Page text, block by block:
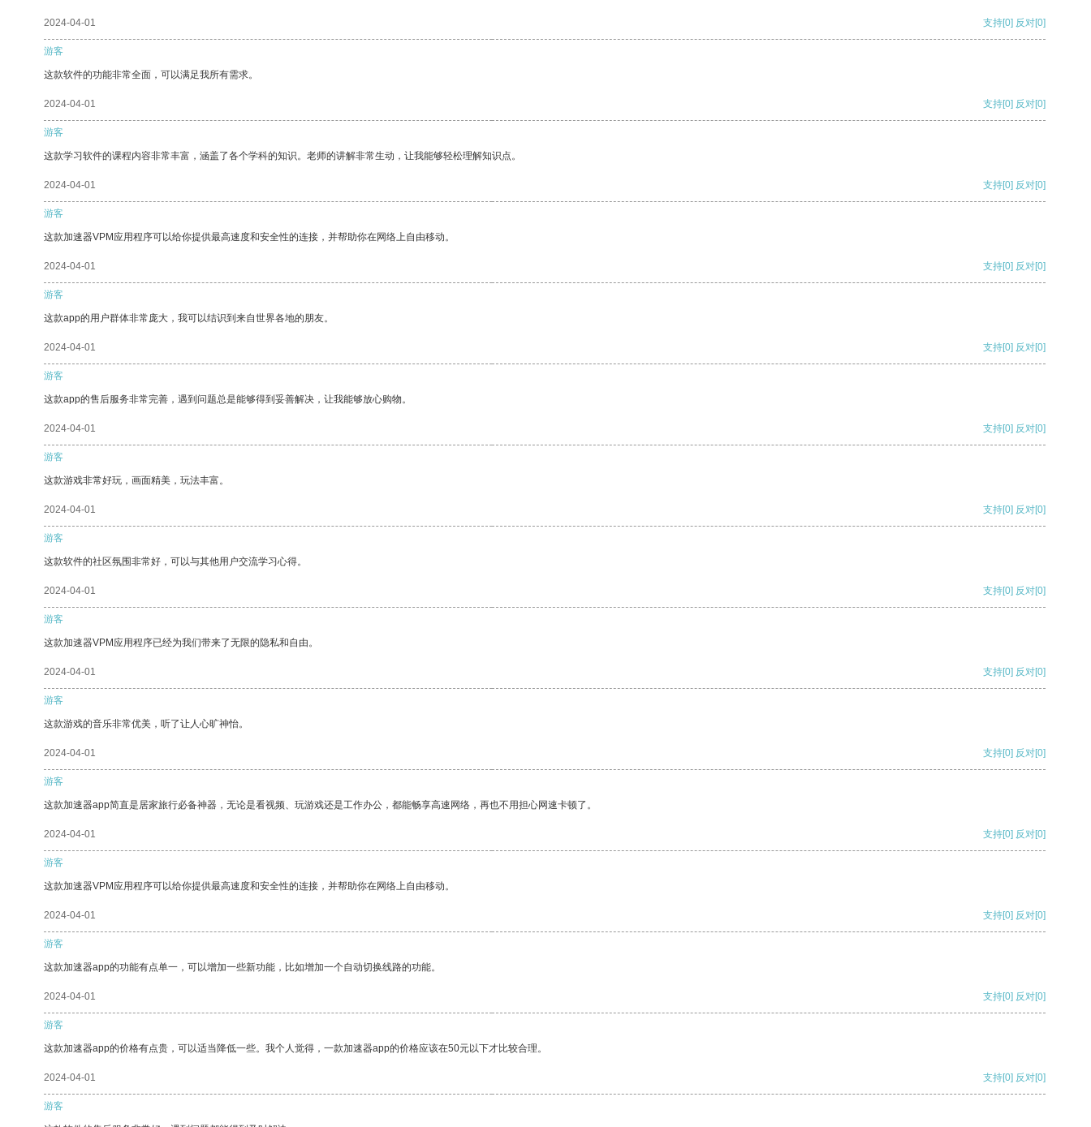
2024-04-01 支持[0] 反对[0]
游客
这款软件的功能非常全面，可以满足我所有需求。
2024-04-01 支持[0] 反对[0]
游客
这款学习软件的课程内容非常丰富，涵盖了各个学科的知识。老师的讲解非常生动，让我能够轻松理解知识点。
2024-04-01 支持[0] 反对[0]
游客
这款加速器VPM应用程序可以给你提供最高速度和安全性的连接，并帮助你在网络上自由移动。
2024-04-01 支持[0] 反对[0]
游客
这款app的用户群体非常庞大，我可以结识到来自世界各地的朋友。
2024-04-01 支持[0] 反对[0]
游客
这款app的售后服务非常完善，遇到问题总是能够得到妥善解决，让我能够放心购物。
2024-04-01 支持[0] 反对[0]
游客
这款游戏非常好玩，画面精美，玩法丰富。
2024-04-01 支持[0] 反对[0]
游客
这款软件的社区氛围非常好，可以与其他用户交流学习心得。
2024-04-01 支持[0] 反对[0]
游客
这款加速器VPM应用程序已经为我们带来了无限的隐私和自由。
2024-04-01 支持[0] 反对[0]
游客
这款游戏的音乐非常优美，听了让人心旷神怡。
2024-04-01 支持[0] 反对[0]
游客
这款加速器app简直是居家旅行必备神器，无论是看视频、玩游戏还是工作办公，都能畅享高速网络，再也不用担心网速卡顿了。
2024-04-01 支持[0] 反对[0]
游客
这款加速器VPM应用程序可以给你提供最高速度和安全性的连接，并帮助你在网络上自由移动。
2024-04-01 支持[0] 反对[0]
游客
这款加速器app的功能有点单一，可以增加一些新功能，比如增加一个自动切换线路的功能。
2024-04-01 支持[0] 反对[0]
游客
这款加速器app的价格有点贵，可以适当降低一些。我个人觉得，一款加速器app的价格应该在50元以下才比较合理。
2024-04-01 支持[0] 反对[0]
游客